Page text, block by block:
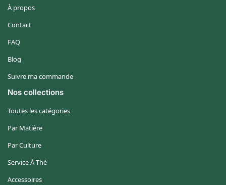
À propos
Contact
FAQ
Blog
Suivre ma commande
Nos collections
Toutes les catégories
Par Matière
Par Culture
Service À Thé
Accessoires